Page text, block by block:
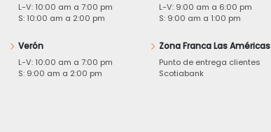
L-V: 10:00 am a 7:00 pm
S: 10:00 am a 2:00 pm
L-V: 9:00 am a 6:00 pm
S: 9:00 am a 1:00 pm
Verón
L-V: 10:00 am a 7:00 pm
S: 9:00 am a 2:00 pm
Zona Franca Las Américas
Punto de entrega clientes
Scotiabank